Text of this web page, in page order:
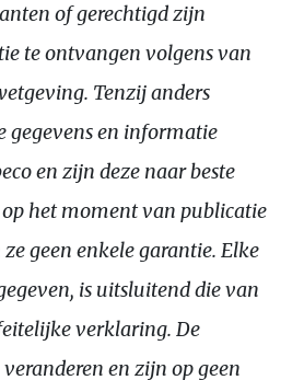
of gerechtigd zijn
te ontvangen volgens van
Tenzij anders
gegevens en informatie
en zijn deze naar beste
het moment van publicatie
geen enkele garantie. Elke
is uitsluitend die van
verklaring. De
en zijn op geen